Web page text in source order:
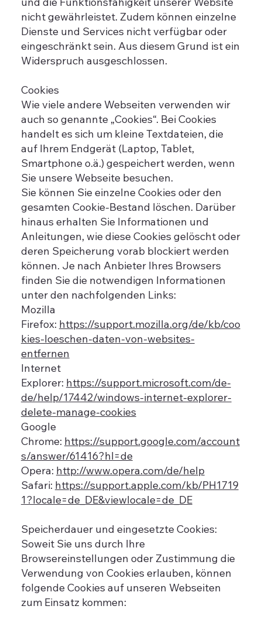
nicht gewährleistet. Zudem können einzelne
Dienste und Services nicht verfügbar oder
eingeschränkt sein. Aus diesem Grund ist ein
Widerspruch ausgeschlossen.
Cookies
Wie viele andere Webseiten verwenden wir
auch so genannte „Cookies“. Bei Cookies
handelt es sich um kleine Textdateien, die
auf Ihrem Endgerät (Laptop, Tablet,
Smartphone o.ä.) gespeichert werden, wenn
Sie unsere Webseite besuchen.
Sie können Sie einzelne Cookies oder den
gesamten Cookie-Bestand löschen. Darüber
hinaus erhalten Sie Informationen und
Anleitungen, wie diese Cookies gelöscht oder
deren Speicherung vorab blockiert werden
können. Je nach Anbieter Ihres Browsers
finden Sie die notwendigen Informationen
unter den nachfolgenden Links:
Mozilla
Firefox: https://support.mozilla.org/de/kb/coo
kies-loeschen-daten-von-websites-
entfernen
Internet
Explorer: https://support.microsoft.com/de-
de/help/17442/windows-internet-explorer-
delete-manage-cookies
Google
Chrome: https://support.google.com/account
s/answer/61416?hl=de
Opera: http://www.opera.com/de/help
Safari: https://support.apple.com/kb/PH1719
1?locale=de_DE&viewlocale=de_DE
Speicherdauer und eingesetzte Cookies:
Soweit Sie uns durch Ihre
Browsereinstellungen oder Zustimmung die
Verwendung von Cookies erlauben, können
folgende Cookies auf unseren Webseiten
zum Einsatz kommen: